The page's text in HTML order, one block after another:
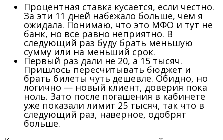
Процентная ставка кусается, если честно.
За эти 11 дней набежало больше, чем я
ожидала. Понимаю, что это МФО и тут не
банк, но все равно неприятно. В
следующий раз буду брать меньшую
сумму или на меньший срок.
Первый раз дали не 20, а 15 тысяч.
Пришлось пересчитывать бюджет и
брать билеты чуть дешевле. Обидно, но
логично — новый клиент, доверия пока
ноль. Зато после погашения в кабинете
уже показали лимит 25 тысяч, так что в
следующий раз, наверное, одобрят
больше.